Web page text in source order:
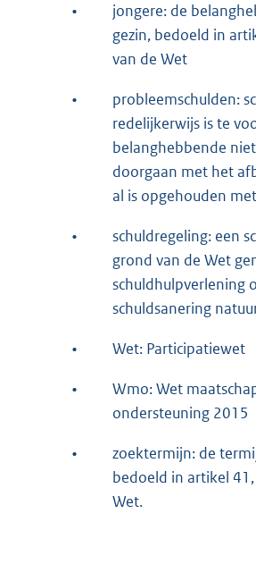
•
jongere: de
gezin, bedoeld in
van de Wet
•
probleemschulden:
redelijkerwijs is te
belanghebbende
doorgaan met het
al is opgehouden
•
schuldregeling: een
grond van de Wet
schuldhulpverlening
schuldsanering
• Wet: Participatiewet
•
Wmo: Wet
ondersteuning 2015
•
zoektermijn: de
bedoeld in artikel
Wet.